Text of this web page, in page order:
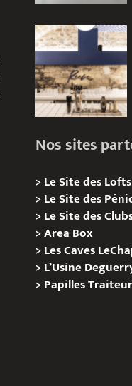
Nos sites
>Le Site des Lofts
>Le Site des
>Le Site des
>Area Box
>Les Caves
>L’Usine
>PapillesTraiteur